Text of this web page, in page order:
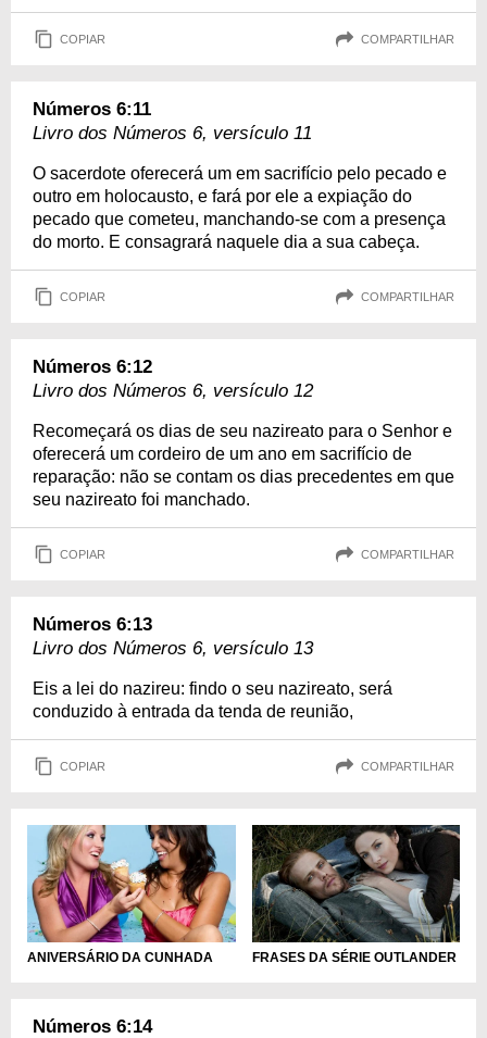
COPIAR COMPARTILHAR
Números 6:11
Livro dos Números 6, versículo 11
O sacerdote oferecerá um em sacrifício pelo pecado e
outro em holocausto, e fará por ele a expiação do
pecado que cometeu, manchando-se com a presença
do morto. E consagrará naquele dia a sua cabeça.
COPIAR COMPARTILHAR
Números 6:12
Livro dos Números 6, versículo 12
Recomeçará os dias de seu nazireato para o Senhor e
oferecerá um cordeiro de um ano em sacrifício de
reparação: não se contam os dias precedentes em que
seu nazireato foi manchado.
COPIAR COMPARTILHAR
Números 6:13
Livro dos Números 6, versículo 13
Eis a lei do nazireu: findo o seu nazireato, será
conduzido à entrada da tenda de reunião,
COPIAR COMPARTILHAR
ANIVERSÁRIO DA CUNHADA FRASES DA SÉRIE OUTLANDER
Números 6:14